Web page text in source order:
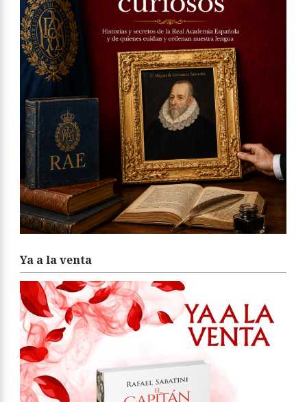
Ya a la venta